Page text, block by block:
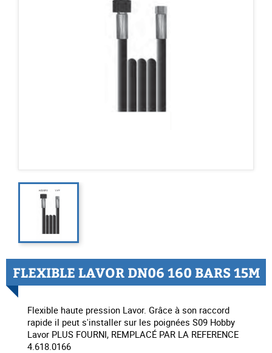
FLEXIBLE LAVOR DN06 160 BARS 15M
Flexible haute pression Lavor. Grâce à son raccord
rapide il peut s'installer sur les poignées S09 Hobby
Lavor PLUS FOURNI, REMPLACÉ PAR LA REFERENCE
4.618.0166